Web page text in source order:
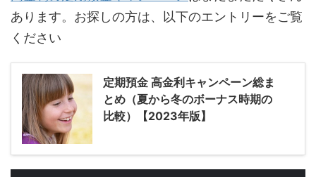
あります。お探しの方は、以下のエントリーをご覧
ください
定期預金 高金利キャンペーン総ま
とめ（夏から冬のボーナス時期の
比較）【2023年版】